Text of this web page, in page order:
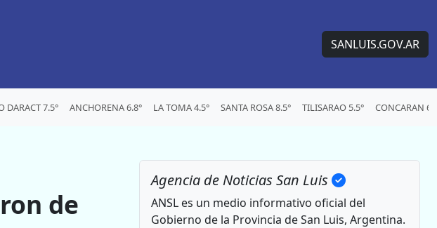
SANLUIS.GOV.AR
DARACT 7.5° ANCHORENA 6.8° LA TOMA 4.5° SANTA ROSA 8.5° TILISARAO 5.5° CONCARAN
de
Agencia de Noticias San Luis
ANSL es un medio informativo oficial del
Gobierno de la Provincia de San Luis, Argentina.